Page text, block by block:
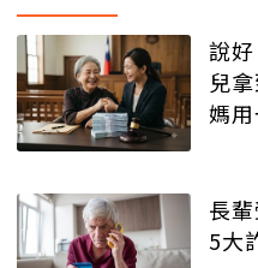
說
兒
媽
長
5大